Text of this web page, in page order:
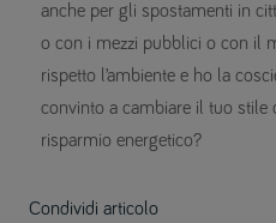
anche per gli spostamenti in
o con i mezzi pubblici o con il
rispetto l’ambiente e ho la
convinto a cambiare il tuo stile
risparmio energetico?
Condividi articolo